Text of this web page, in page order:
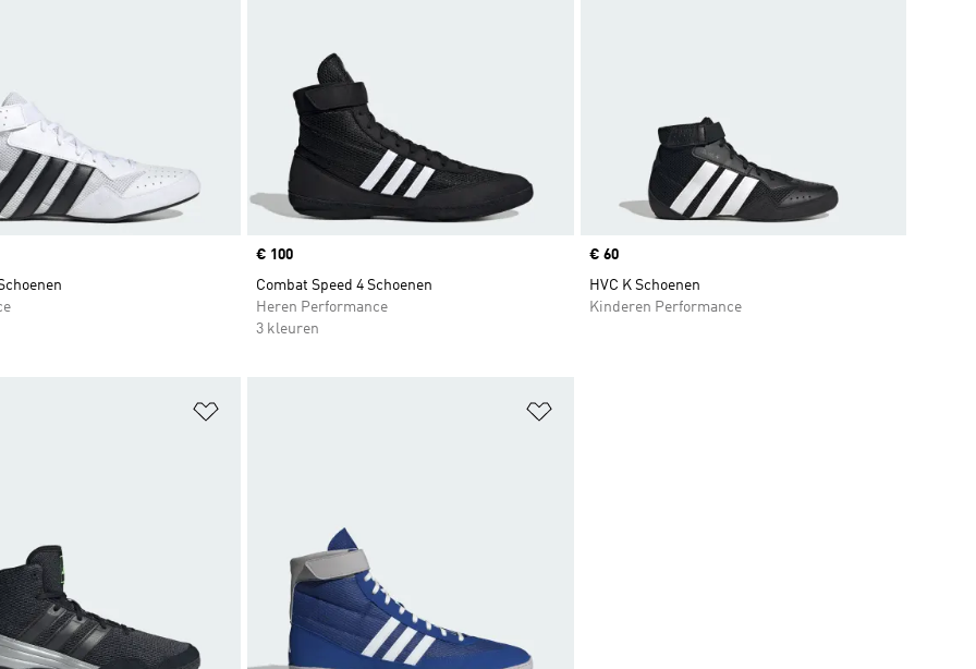
Price
€ 100
Combat Speed 4 Schoenen
Heren Performance
3 kleuren
Price
€ 60
HVC K Schoenen
Kinderen Performance